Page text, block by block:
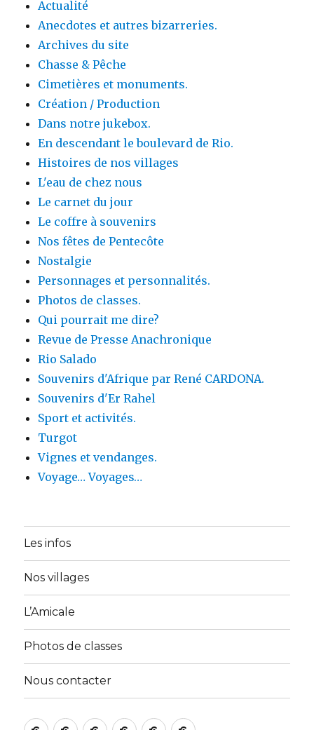
Actualité
Anecdotes et autres bizarreries.
Archives du site
Chasse & Pêche
Cimetières et monuments.
Création / Production
Dans notre jukebox.
En descendant le boulevard de Rio.
Histoires de nos villages
L'eau de chez nous
Le carnet du jour
Le coffre à souvenirs
Nos fêtes de Pentecôte
Nostalgie
Personnages et personnalités.
Photos de classes.
Qui pourrait me dire?
Revue de Presse Anachronique
Rio Salado
Souvenirs d'Afrique par René CARDONA.
Souvenirs d'Er Rahel
Sport et activités.
Turgot
Vignes et vendanges.
Voyage… Voyages…
Les infos
Nos villages
L’Amicale
Photos de classes
Nous contacter